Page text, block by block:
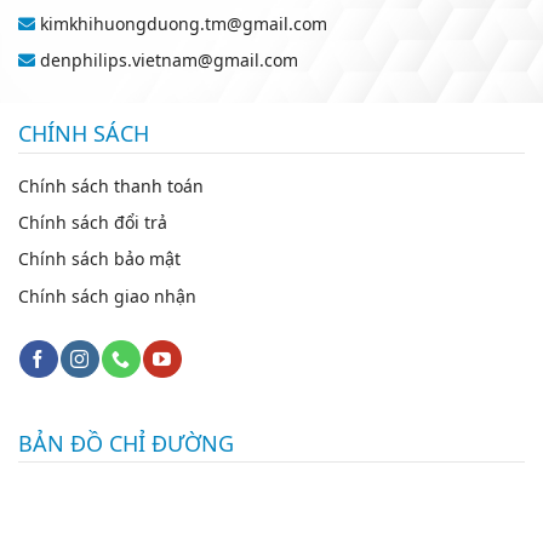
kimkhihuongduong.tm@gmail.com
denphilips.vietnam@gmail.com
CHÍNH SÁCH
Chính sách thanh toán
Chính sách đổi trả
Chính sách bảo mật
Chính sách giao nhận
BẢN ĐỒ CHỈ ĐƯỜNG